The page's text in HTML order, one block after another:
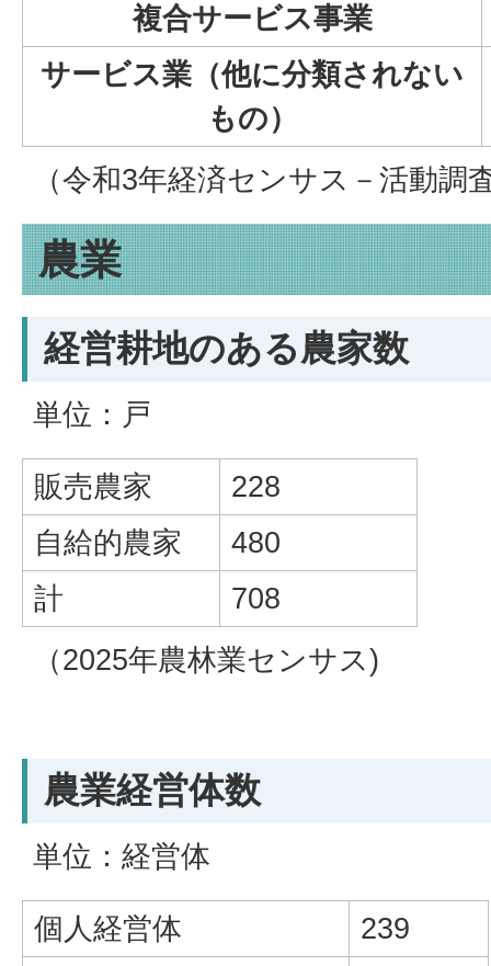
複合サービス事業
サービス業（他に分類されない
もの）
（令和3年経済センサス－活動調
農業
経営耕地のある農家数
単位：戸
販売農家
228
自給的農家
480
計
708
（2025年農林業センサス)
農業経営体数
単位：経営体
個人経営体
239